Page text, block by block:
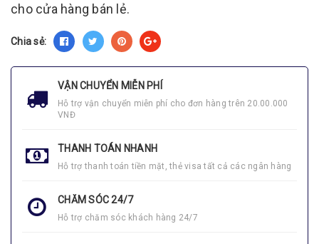
cho cửa hàng bán lẻ.
Chia sẻ:
VẬN CHUYỂN MIỄN PHÍ
Hỗ trợ vận chuyển miễn phí cho đơn hàng trên 20.00.000
VNĐ
THANH TOÁN NHANH
Hỗ trợ thanh toán tiền mặt, thẻ visa tất cả các ngân hàng
CHĂM SÓC 24/7
Hỗ trợ chăm sóc khách hàng 24/7